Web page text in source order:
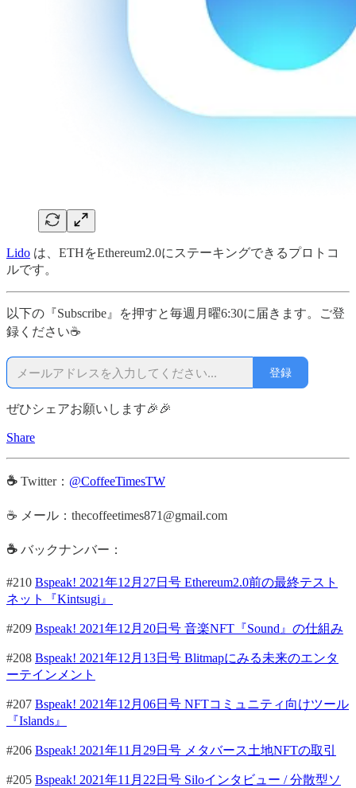
Lido は、ETHをEthereum2.0にステーキングできるプロトコ
ルです。
以下の『Subscribe』を押すと毎週月曜6:30に届きます。ご登
録ください☕
登録
ぜひシェアお願いします🎉🎉
Share
☕ Twitter： @CoffeeTimesTW
☕ メール：thecoffeetimes871@gmail.com
☕ バックナンバー：
#210 Bspeak! 2021年12月27日号 Ethereum2.0前の最終テスト
ネット『Kintsugi』
#209 Bspeak! 2021年12月20日号 音楽NFT『Sound』の仕組み
#208 Bspeak! 2021年12月13日号 Blitmapにみる未来のエンタ
ーテインメント
#207 Bspeak! 2021年12月06日号 NFTコミュニティ向けツール
『Islands』
#206 Bspeak! 2021年11月29日号 メタバース土地NFTの取引
#205 Bspeak! 2021年11月22日号 Siloインタビュー / 分散型ソ